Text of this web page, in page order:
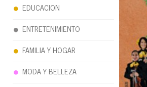
EDUCACION
ENTRETENIMIENTO
FAMILIA Y HOGAR
MODA Y BELLEZA